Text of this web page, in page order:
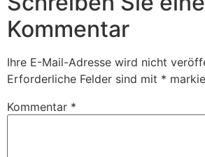
Kommentar
Ihre E-Mail-Adresse wird nicht
Erforderliche Felder sind mit *
Kommentar *